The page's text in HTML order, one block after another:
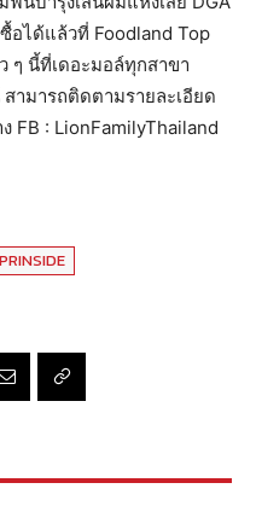
อได้แล้วที่ Foodland Top
ๆ นี้ที่เดอะมอล์ทุกสาขา
ามารถติดตามรายละเอียด
FB : LionFamilyThailand
PRINSIDE